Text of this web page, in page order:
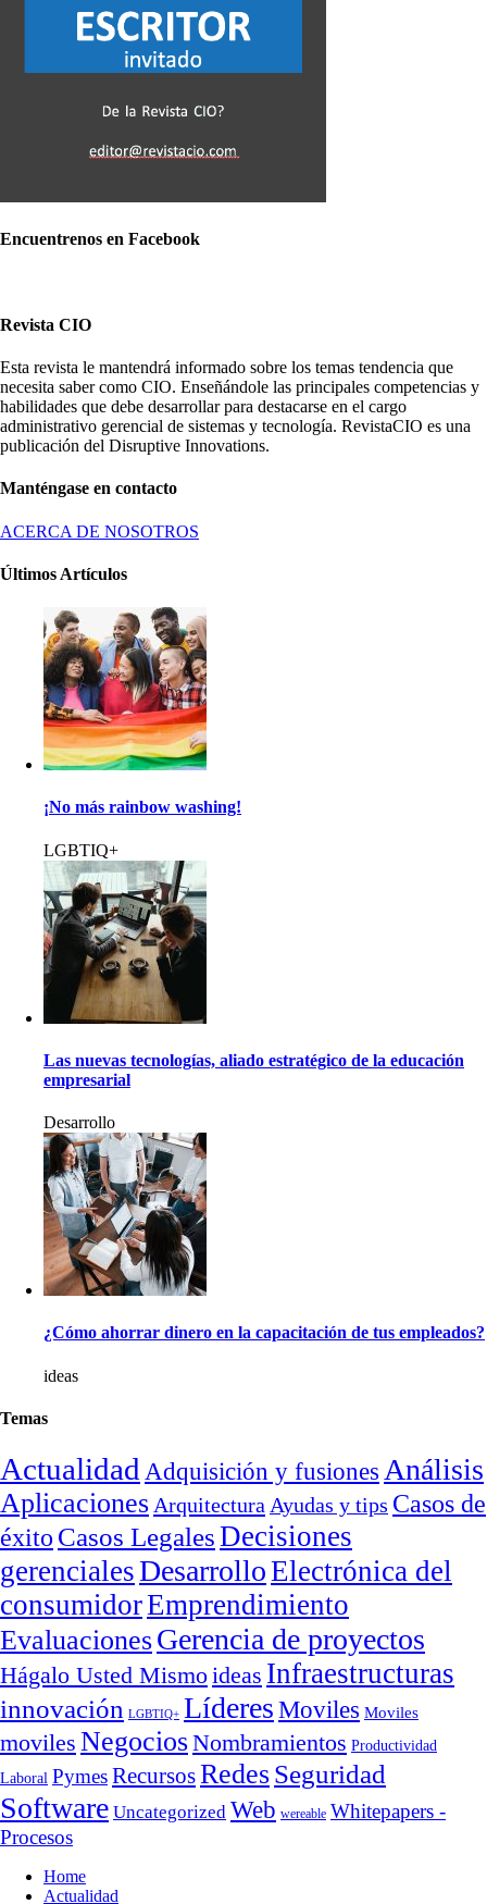
Encuentrenos en Facebook
Revista CIO
Esta revista le mantendrá informado sobre los temas tendencia que
necesita saber como CIO. Enseñándole las principales competencias y
habilidades que debe desarrollar para destacarse en el cargo
administrativo gerencial de sistemas y tecnología. RevistaCIO es una
publicación del Disruptive Innovations.
Manténgase en contacto
ACERCA DE NOSOTROS
Últimos Artículos
¡No más rainbow washing!
LGBTIQ+
Las nuevas tecnologías, aliado estratégico de la educación
empresarial
Desarrollo
¿Cómo ahorrar dinero en la capacitación de tus empleados?
ideas
Temas
Actualidad Adquisición y fusionesAnálisis
Aplicaciones Arquitectura Ayudas y tips Casos de
éxito Casos LegalesDecisiones
gerencialesDesarrolloElectrónica del
consumidorEmprendimiento
EvaluacionesGerencia de proyectos
Hágalo Usted Mismoideas Infraestructuras
innovación LGBTIQ+ LíderesMoviles Moviles
moviles NegociosNombramientos Productividad
Laboral PymesRecursosRedesSeguridad
Software Uncategorized Web wereable Whitepapers -
Procesos
Home
Actualidad